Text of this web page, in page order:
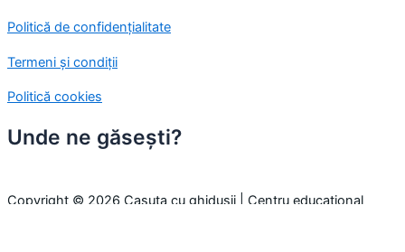
Politică de confidențialitate
Termeni și condiții
Politică cookies
Unde ne găsești?
Copyright © 2026 Casuta cu ghidusii | Centru educațional